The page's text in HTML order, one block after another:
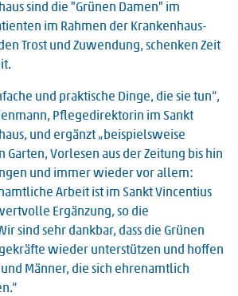
sind die "Grünen Damen" im
im Rahmen der Krankenhaus-
Trost und Zuwendung, schenken Zeit
und praktische Dinge, die sie tun“,
Pflegedirektorin im Sankt
und ergänzt „beispielsweise
Garten, Vorlesen aus der Zeitung bis hin
und immer wieder vor allem:
Arbeit ist im Sankt Vincentius
Ergänzung, so die
sind sehr dankbar, dass die Grünen
wieder unterstützen und hoffen
Männer, die sich ehrenamtlich